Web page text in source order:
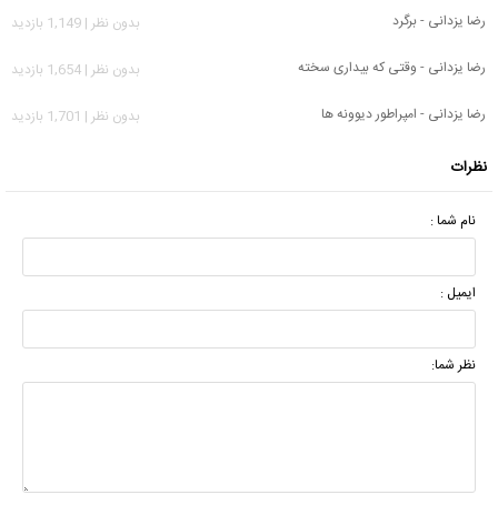
رضا یزدانی - برگرد
بدون نظر | 1,149 بازدید
رضا یزدانی - وقتی که بیداری سخته
بدون نظر | 1,654 بازدید
رضا یزدانی - امپراطور دیوونه ها
بدون نظر | 1,701 بازدید
نظرات
نام شما :
ایمیل :
نظر شما: